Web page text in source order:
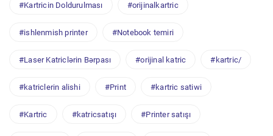
#Kartricin Doldurulması #orijinalkartric
#ishlenmish printer #Notebook temiri
#Laser Katriclərin Bərpası #orijinal katric #kartric/
#katriclerin alishi #Print #kartric satiwi
#Kartric #katricsatışı #Printer satışı